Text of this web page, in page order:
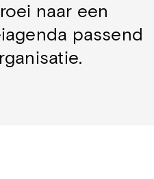
naar een
passend